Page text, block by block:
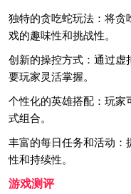
独特的贪吃蛇玩法：将贪
戏的趣味性和挑战性。
创新的操控方式：通过虚
要玩家灵活掌握。
个性化的英雄搭配：玩家
式组合。
丰富的每日任务和活动：
性和持续性。
游戏测评